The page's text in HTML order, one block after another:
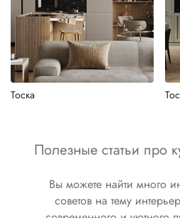
Тоска
Полезные статьи про
Вы можете найти много
советов на тему